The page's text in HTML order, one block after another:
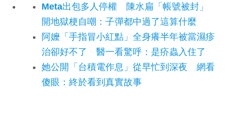
Meta出包多人停權 陳水扁「帳號被封」
開地獄梗自嘲：子彈都中過了這算什麼
阿嬤「手指冒小紅點」全身癢半年被當濕疹
治卻好不了 醫一看驚呼：是疥蟲入住了
她公開「台積電作息」從早忙到深夜 網看
傻眼：終於看到真實故事